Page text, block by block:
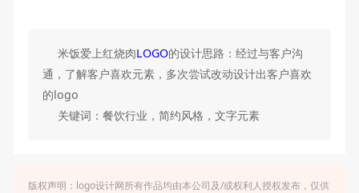
米饭爱上红烧肉LOGO的设计思路：经过与客户沟
通，了解客户喜欢元素，多次尝试改动设计出客户喜欢
的logo
关键词：餐饮行业，简约风格，文字元素
版权声明：logo设计网所有作品均由本公司及/或权利人授权发布，仅供